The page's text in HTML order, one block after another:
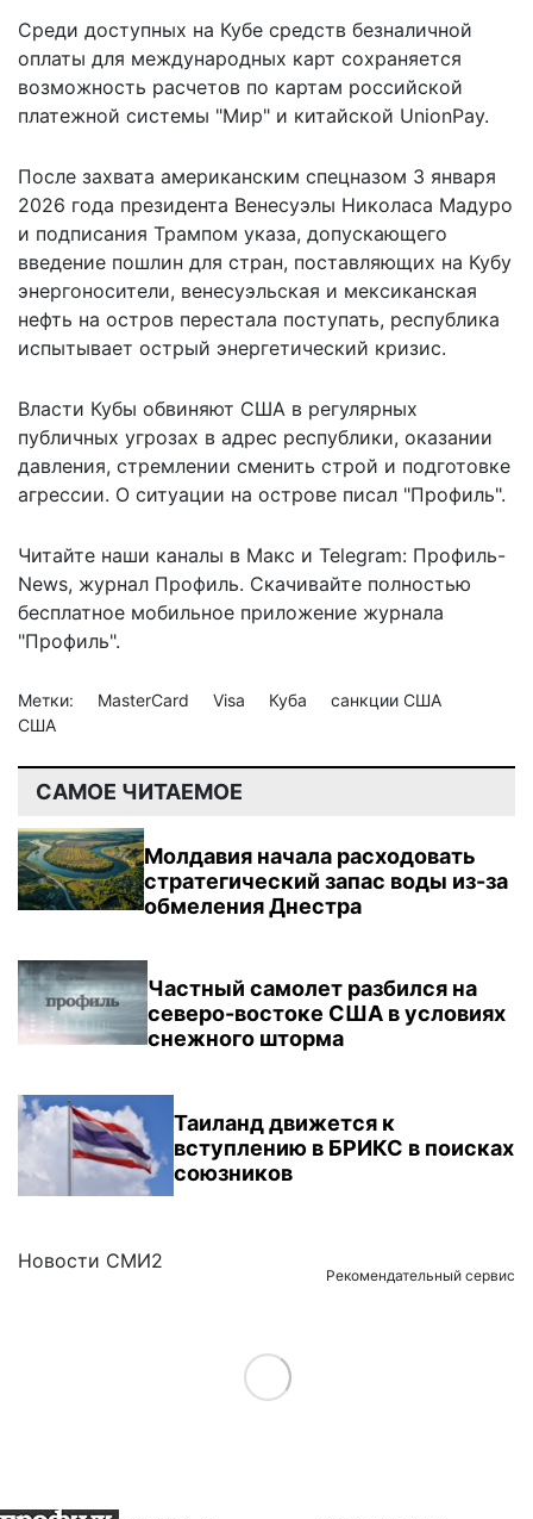
Среди доступных на Кубе средств безналичной
оплаты для международных карт сохраняется
возможность расчетов по картам российской
платежной системы "Мир" и китайской UnionPay.
После захвата американским спецназом 3 января
2026 года президента Венесуэлы Николаса Мадуро
и подписания Трампом указа, допускающего
введение пошлин для стран, поставляющих на Кубу
энергоносители, венесуэльская и мексиканская
нефть на остров перестала поступать, республика
испытывает острый энергетический кризис.
Власти Кубы обвиняют США в регулярных
публичных угрозах в адрес республики, оказании
давления, стремлении сменить строй и подготовке
агрессии. О ситуации на острове писал "Профиль".
Читайте наши каналы в Макс и Telegram: Профиль-
News, журнал Профиль. Скачивайте полностью
бесплатное мобильное приложение журнала
"Профиль".
Метки: MasterCard Visa Куба
санкции США
США
САМОЕ ЧИТАЕМОЕ
Молдавия начала расходовать
стратегический запас воды из-за
обмеления Днестра
Частный самолет разбился на
северо-востоке США в условиях
снежного шторма
Таиланд движется к
вступлению в БРИКС в поисках
союзников
Новости СМИ2
Рекомендательный сервис
Load More